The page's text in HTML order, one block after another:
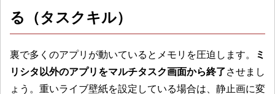
る（タスクキル）
裏で多くのアプリが動いているとメモリを圧迫します。
ミ
リシタ以外のアプリをマルチタスク画面から終了させまし
ょう。重いライブ壁紙を設定している場合は、静止画に変